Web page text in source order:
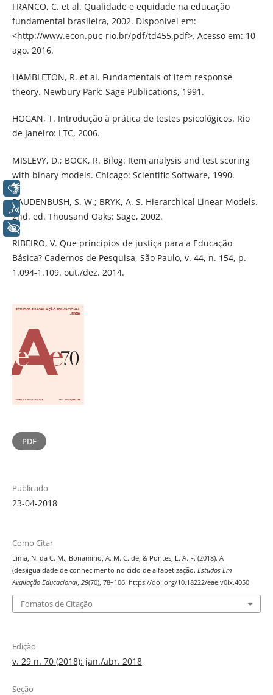
FRANCO, C. et al. Qualidade e equidade na educação
fundamental brasileira, 2002. Disponível em:
<http://www.econ.puc-rio.br/pdf/td455.pdf>. Acesso em: 10
ago. 2016.
HAMBLETON, R. et al. Fundamentals of item response
theory. Newbury Park: Sage Publications, 1991.
HOGAN, T. Introdução à prática de testes psicológicos. Rio
de Janeiro: LTC, 2006.
MISLEVY, D.; BOCK, R. Bilog: Item analysis and test scoring
with binary models. Chicago: Scientific Software, 1990.
RAUDENBUSH, S. W.; BRYK, A. S. Hierarchical Linear Models.
2nd. ed. Thousand Oaks: Sage, 2002.
RIBEIRO, V. Que princípios de justiça para a Educação
Básica? Cadernos de Pesquisa, São Paulo, v. 44, n. 154, p.
1.094-1.109. out./dez. 2014.
PDF
Publicado
23-04-2018
Como Citar
Lima, N. da C. M., Bonamino, A. M. C. de, & Pontes, L. A. F. (2018). A
(des)igualdade de conhecimento no ciclo de alfabetização. Estudos Em
Avaliação Educacional, 29(70), 78–106. https://doi.org/10.18222/eae.v0ix.4050
Fomatos de Citação
Edição
v. 29 n. 70 (2018): jan./abr. 2018
Seção
Voz